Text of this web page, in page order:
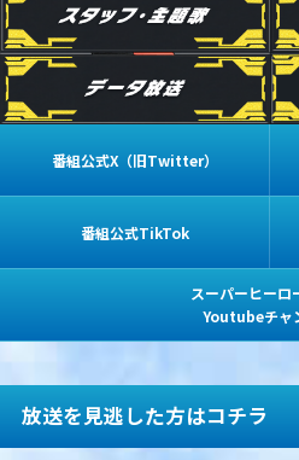
番組公式X（旧Twitter）
番組公式TikTok
スーパーヒーロ
Youtubeチャ
放送を見逃した方はコチラ